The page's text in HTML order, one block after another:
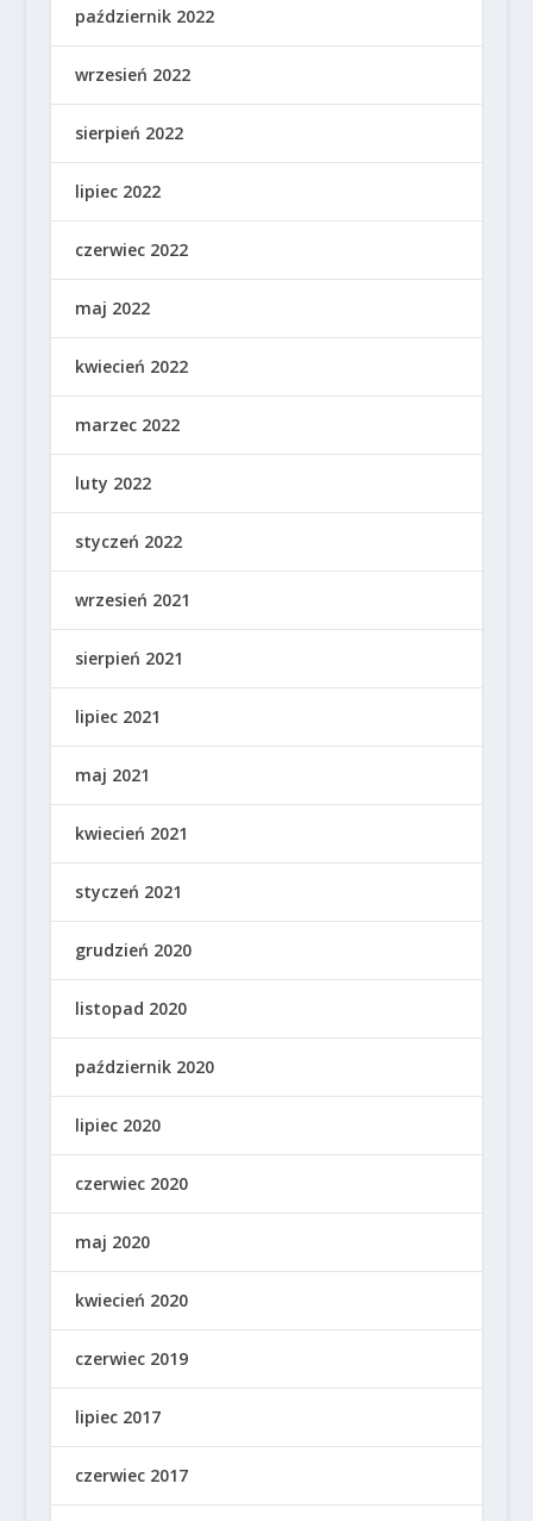
październik 2022
wrzesień 2022
sierpień 2022
lipiec 2022
czerwiec 2022
maj 2022
kwiecień 2022
marzec 2022
luty 2022
styczeń 2022
wrzesień 2021
sierpień 2021
lipiec 2021
maj 2021
kwiecień 2021
styczeń 2021
grudzień 2020
listopad 2020
październik 2020
lipiec 2020
czerwiec 2020
maj 2020
kwiecień 2020
czerwiec 2019
lipiec 2017
czerwiec 2017